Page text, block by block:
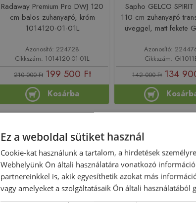
Radaway Premium Pro DWJ 120
cm balos zuhanyajtó, króm
1014120-01-01L
Azonosító: 224728
Cikkszám: 1014120-01-01L
210 000 Ft 199 500 Ft
Kosárba
Sapho GELCO SPIRIT
110 cm zuhanyajtó
üveggel, matt fekete
Azonosító:
Cikkszám:
142 000 Ft 134
Ez a weboldal sütiket használ
Cookie-kat használunk a tartalom, a hirdetések
Webhelyünk Ön általi használatára vonatkozó
partnereinkkel is, akik egyesíthetik azokat más
vagy amelyeket a szolgáltatásaik Ön általi használatából